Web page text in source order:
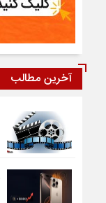
آخرین مطالب